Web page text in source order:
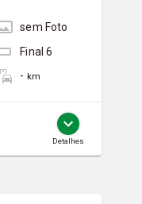
sem Foto
Final6
- km
Detalhes